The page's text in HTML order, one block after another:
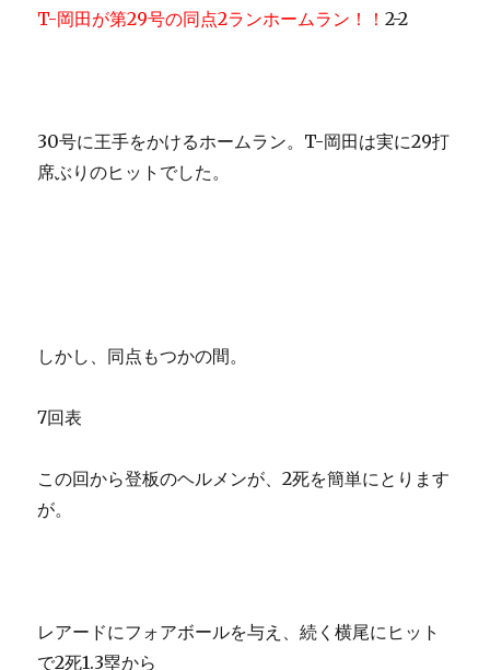
T-岡田が第29号の同点2ランホームラン！！2-2
30号に王手をかけるホームラン。T-岡田は実に29打
席ぶりのヒットでした。
しかし、同点もつかの間。
7回表
この回から登板のヘルメンが、2死を簡単にとります
が。
レアードにフォアボールを与え、続く横尾にヒット
で2死1.3塁から